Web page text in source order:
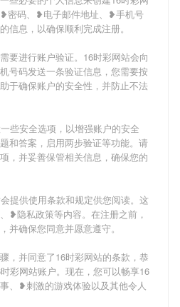
密码、❥电子邮件地址、❥手机号
信息，以确保顺利完成注册。
要进行账户验证。16时彩网站会向
号码发送一条验证信息，您需要按
于确保账户的安全性，并防止不法
些安全选项，以增强账户的安全
和答案，启用两步验证等功能。请
，并妥善保管相关信息，确保您的
提供使用条款和规定供您阅读。这
❥隐私政策等内容。在注册之前，
并确保您同意并愿意遵守。
，并同意了16时彩网站的条款，恭
彩网站账户。现在，您可以畅享16
、❥刺激的游戏体验以及其他令人